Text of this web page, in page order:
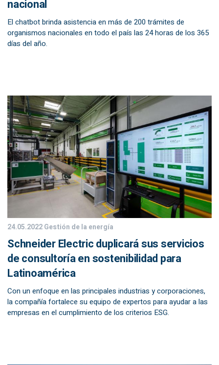
nacional
El chatbot brinda asistencia en más de 200 trámites de
organismos nacionales en todo el país las 24 horas de los 365
días del año.
24.05.2022Gestión de la energía
Schneider Electric duplicará sus servicios
de consultoría en sostenibilidad para
Latinoamérica
Con un enfoque en las principales industrias y corporaciones,
la compañía fortalece su equipo de expertos para ayudar a las
empresas en el cumplimiento de los criterios ESG.